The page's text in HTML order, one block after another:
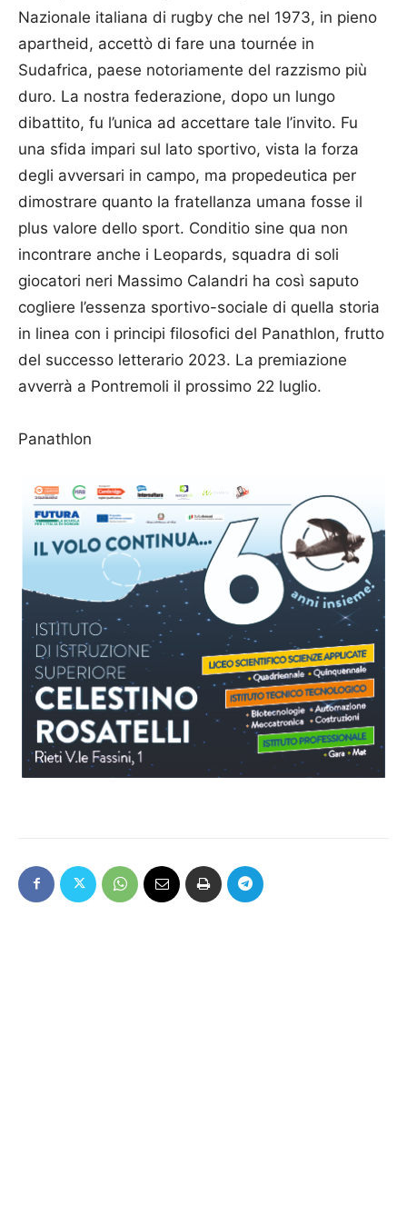
Nazionale italiana di rugby che nel 1973, in pieno
apartheid, accettò di fare una tournée in
Sudafrica, paese notoriamente del razzismo più
duro. La nostra federazione, dopo un lungo
dibattito, fu l’unica ad accettare tale l’invito. Fu
una sfida impari sul lato sportivo, vista la forza
degli avversari in campo, ma propedeutica per
dimostrare quanto la fratellanza umana fosse il
plus valore dello sport. Conditio sine qua non
incontrare anche i Leopards, squadra di soli
giocatori neri Massimo Calandri ha così saputo
cogliere l’essenza sportivo-sociale di quella storia
in linea con i principi filosofici del Panathlon, frutto
del successo letterario 2023. La premiazione
avverrà a Pontremoli il prossimo 22 luglio.
Panathlon